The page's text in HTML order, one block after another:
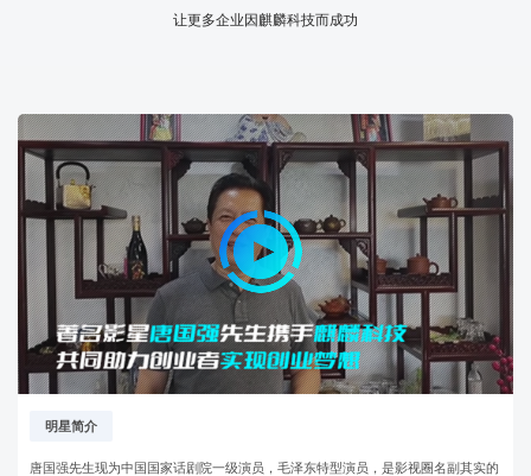
让更多企业因麒麟科技而成功
明星简介
唐国强先生现为中国国家话剧院一级演员，毛泽东特型演员，是影视圈名副其实的